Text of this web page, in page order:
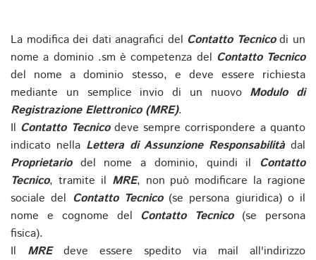
La modifica dei dati anagrafici del Contatto Tecnicodi un
nome a dominio .sm è competenza del Contatto Tecnico
del nome a dominio stesso, e deve essere richiesta
mediante un semplice invio di un nuovo Modulo di
Registrazione Elettronico (MRE).
Il Contatto Tecnicodeve sempre corrispondere a quanto
indicato nella Lettera di Assunzione Responsabilitàdal
Proprietariodel nome a dominio, quindi il Contatto
Tecnico, tramite il MRE, non può modificare la ragione
sociale del Contatto Tecnico(se persona giuridica) o il
nome e cognome del Contatto Tecnico(se persona
fisica).
Il MREdeve essere spedito via mail all'indirizzo